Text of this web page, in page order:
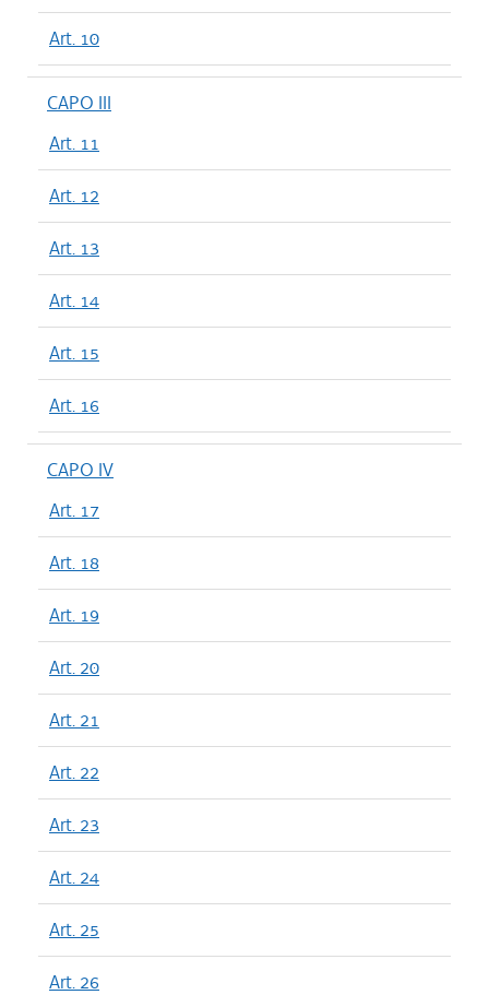
Art. 10
CAPO III
Art. 11
Art. 12
Art. 13
Art. 14
Art. 15
Art. 16
CAPO IV
Art. 17
Art. 18
Art. 19
Art. 20
Art. 21
Art. 22
Art. 23
Art. 24
Art. 25
Art. 26